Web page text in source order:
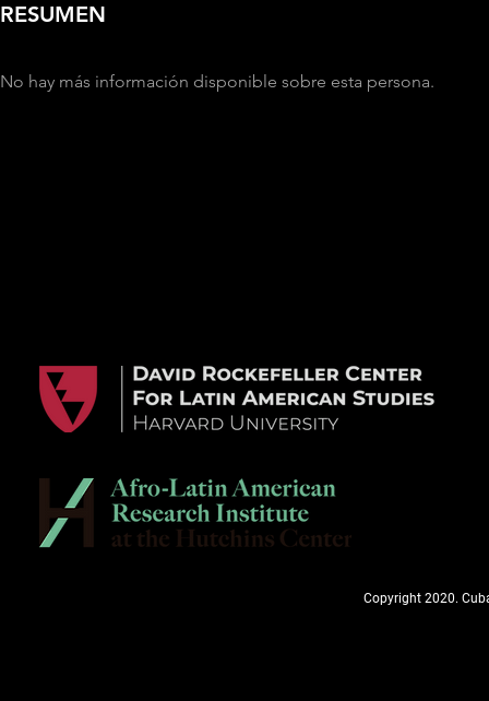
RESUMEN
No hay más información disponible sobre esta persona.
Copyright 2020.